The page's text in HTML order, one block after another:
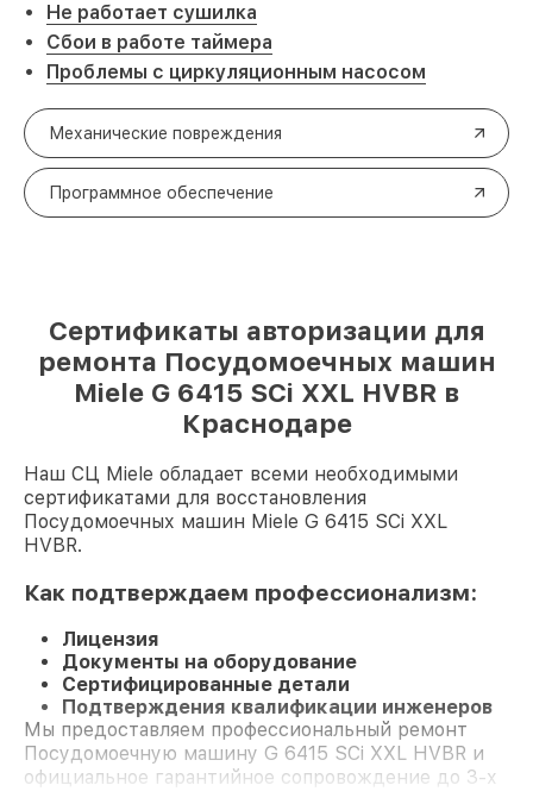
Не работает сушилка
Сбои в работе таймера
Проблемы с циркуляционным насосом
Механические повреждения
Программное обеспечение
Сертификаты авторизации для
ремонта Посудомоечных машин
Miele G 6415 SCi XXL HVBR в
Краснодаре
Наш СЦ Miele обладает всеми необходимыми
сертификатами для восстановления
Посудомоечных машин Miele G 6415 SCi XXL
HVBR.
Как подтверждаем профессионализм:
Лицензия
Документы на оборудование
Сертифицированные детали
Подтверждения квалификации инженеров
Мы предоставляем профессиональный ремонт
Посудомоечную машину G 6415 SCi XXL HVBR и
официальное гарантийное сопровождение до 3-х